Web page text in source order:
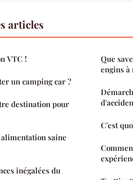
articles
VTC !
un camping car ?
destination pour
saine
inégalées du
Que
engins à
C'est